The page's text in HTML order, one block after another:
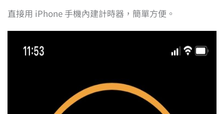
直接用 iPhone 手機內建計時器，簡單方便。